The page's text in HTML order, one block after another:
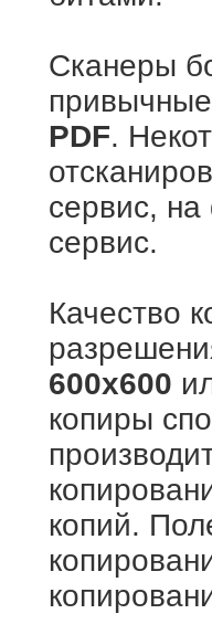
Сканеры
PDF.
сервис,
сервис.
Качество
600x600
копиры
копий.